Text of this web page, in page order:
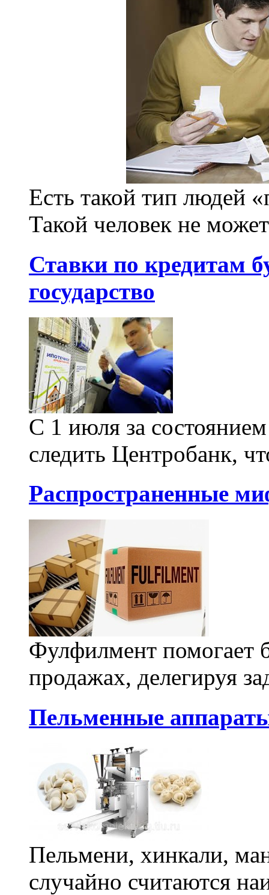
Есть такой тип людей
Такой человек не
Ставки по кредитам
государство
С 1 июля за
следить Центробанк,
Распространенные
Фулфилмент помогает
продажах, делегируя
Пельменные
Пельмени, хинкали,
случайно считаются